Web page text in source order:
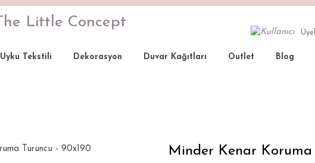
Uyku Tekstili Dekorasyon Duvar Kağıtları Outlet Blog
Minder Kenar Koruma